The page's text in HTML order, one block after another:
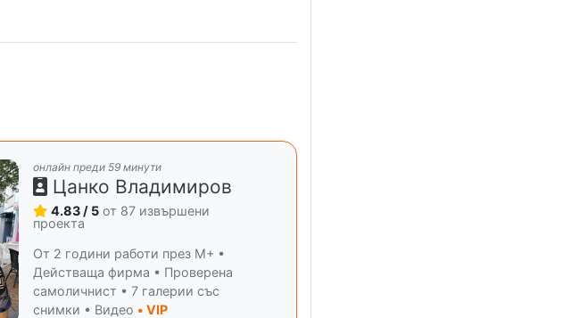
онлайн преди 59 минути
Цанко Владимиров
4.83 / 5 от 87 извършени
проекта
От 2 години работи през M+ •
Действаща фирма • Проверена
самоличнист • 7 галерии със
снимки • Видео • VIP